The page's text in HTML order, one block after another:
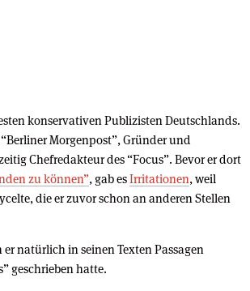
konservativen Publizisten Deutschlands.
Morgenpost”, Gründer und
Chefredakteur des “Focus”. Bevor er dort
zu können”, gab esIrritationen, weil
die er zuvor schon an anderen Stellen
natürlich in seinen Texten Passagen
geschrieben hatte.